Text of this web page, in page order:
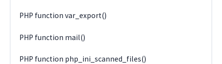
PHP function var_export()
PHP function mail()
PHP function php_ini_scanned_files()